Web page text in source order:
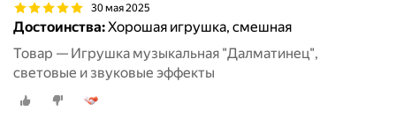
30 мая 2025
Достоинства:Хорошая игрушка, смешная
Товар — Игрушка музыкальная "Далматинец",
световые и звуковые эффекты